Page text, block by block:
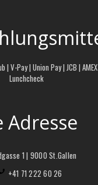
V-Pay | Union Pay | JCB |
Lunchcheck
Adresse
1 | 9000 St.Gallen
+41 71 222 60 26